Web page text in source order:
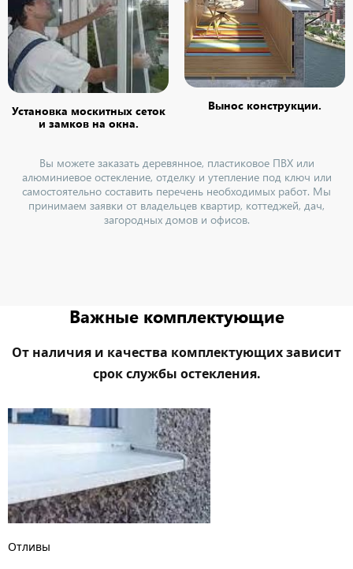
Установка москитных сеток
и замков на окна.
Вынос конструкции.
Вы можете заказать деревянное, пластиковое ПВХ или
алюминиевое остекление, отделку и утепление под ключ или
самостоятельно составить перечень необходимых работ. Мы
принимаем заявки от владельцев квартир, коттеджей, дач,
загородных домов и офисов.
Важные комплектующие
От наличия и качества комплектующих зависит
срок службы остекления.
Отливы